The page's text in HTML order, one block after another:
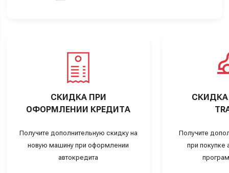
СКИДКА ПРИ
ОФОРМЛЕНИИ КРЕДИТА
Получите дополнительную скидку на
новую машину при оформлении
автокредита
СКИДКА
Получите
при покупке